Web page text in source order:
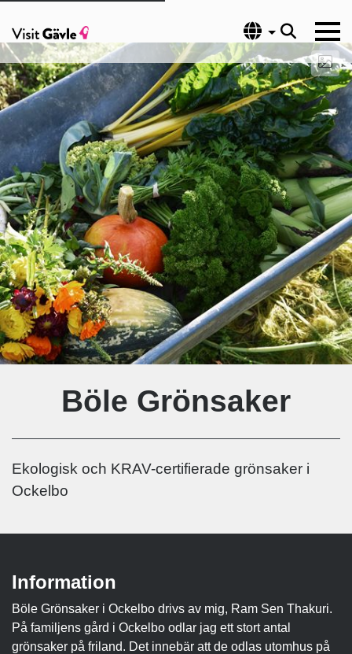
Språk
Böle Grönsaker
Ekologisk och KRAV-certifierade grönsaker i
Ockelbo
Information
Böle Grönsaker i Ockelbo drivs av mig, Ram Sen Thakuri.
På familjens gård i Ockelbo odlar jag ett stort antal
grönsaker på friland. Det innebär att de odlas utomhus på